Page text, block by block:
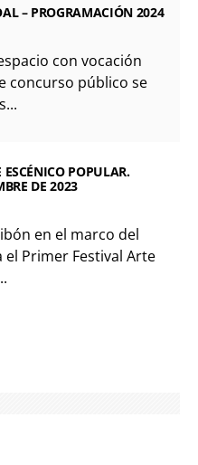
– PROGRAMACIÓN 2024
con vocación
concurso público se
POPULAR.
DE 2023
en el marco del
Primer Festival Arte